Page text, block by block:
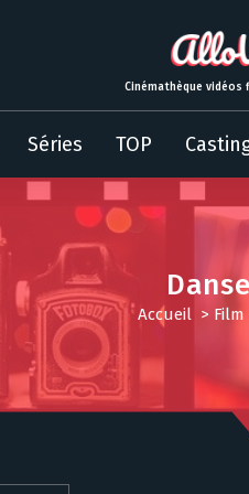
Cinémathèque
Séries TOP
Accueil > Film